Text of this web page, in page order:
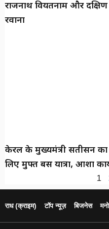
राजनाथ वियतनाम और दक्षिण
रवाना
केरल के मुख्यमंत्री सतीसन
लिए मुफ्त बस यात्रा, आशा
1
(क्राइम) टॉप न्यूज़ बिजनेस